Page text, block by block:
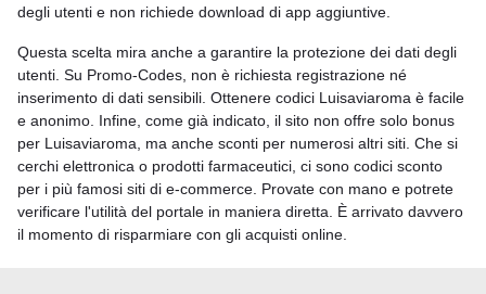
degli utenti e non richiede download di app aggiuntive.
Questa scelta mira anche a garantire la protezione dei dati degli
utenti. Su Promo-Codes, non è richiesta registrazione né
inserimento di dati sensibili. Ottenere codici Luisaviaroma è facile
e anonimo. Infine, come già indicato, il sito non offre solo bonus
per Luisaviaroma, ma anche sconti per numerosi altri siti. Che si
cerchi elettronica o prodotti farmaceutici, ci sono codici sconto
per i più famosi siti di e-commerce. Provate con mano e potrete
verificare l'utilità del portale in maniera diretta. È arrivato davvero
il momento di risparmiare con gli acquisti online.